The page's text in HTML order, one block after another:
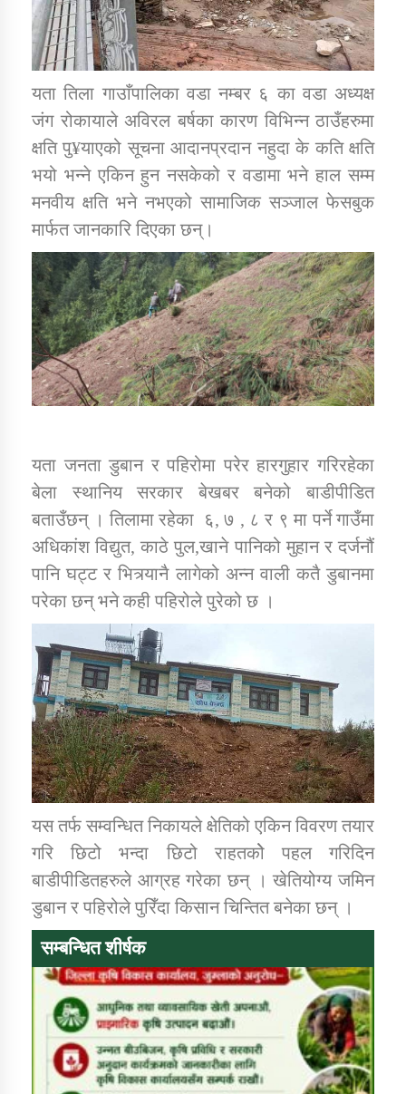
तातोपानी गाउँपालिका जुम्लाको बालविवाह सन्देश
तातोपानी गाउँपालिका जुम्लाको सूचना
यता तिला गाउाँपालिका वडा नम्बर ६ का वडा अध्यक्ष
जंग रोकायाले अविरल बर्षका कारण विभिन्न ठाउँहरुमा
क्षति पु¥याएको सूचना आदानप्रदान नहुदा के कति क्षति
भयो भन्ने एकिन हुन नसकेको र वडामा भने हाल सम्म
मनवीय क्षति भने नभएको सामाजिक सञ्जाल फेसबुक
मार्फत जानकारि दिएका छन्।
यता जनता डुबान र पहिरोमा परेर हारगुहार गरिरहेका
बेला स्थानिय सरकार बेखबर बनेको बाडीपीडित
बताउँछन् । तिलामा रहेका ६, ७ , ८ र ९ मा पर्ने गाउँमा
अधिकांश विद्युत, काठे पुल,खाने पानिको मुहान र दर्जनौं
पानि घट्ट र भित्र्यानै लागेको अन्न वाली कतै डुबानमा
परेका छन् भने कही पहिरोले पुरेको छ ।
यस तर्फ सम्वन्धित निकायले क्षेतिको एकिन विवरण तयार
गरि छिटो भन्दा छिटो राहतकोे पहल गरिदिन
बाडीपीडितहरुले आग्रह गरेका छन् । खेतियोग्य जमिन
डुबान र पहिरोले पुरिँदा किसान चिन्तित बनेका छन् ।
सम्बन्धित शीर्षक